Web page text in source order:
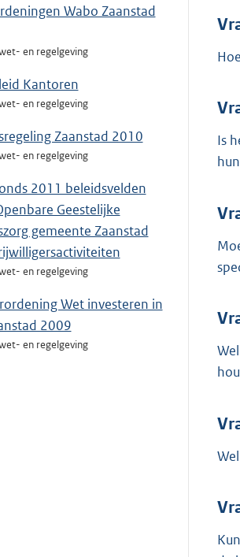
Wabo Zaanstad
en regelgeving
Kantoren
en regelgeving
Zaanstad 2010
en regelgeving
2011 beleidsvelden
Geestelijke
gemeente Zaanstad
en regelgeving
Wet investeren in
2009
en regelgeving
Is